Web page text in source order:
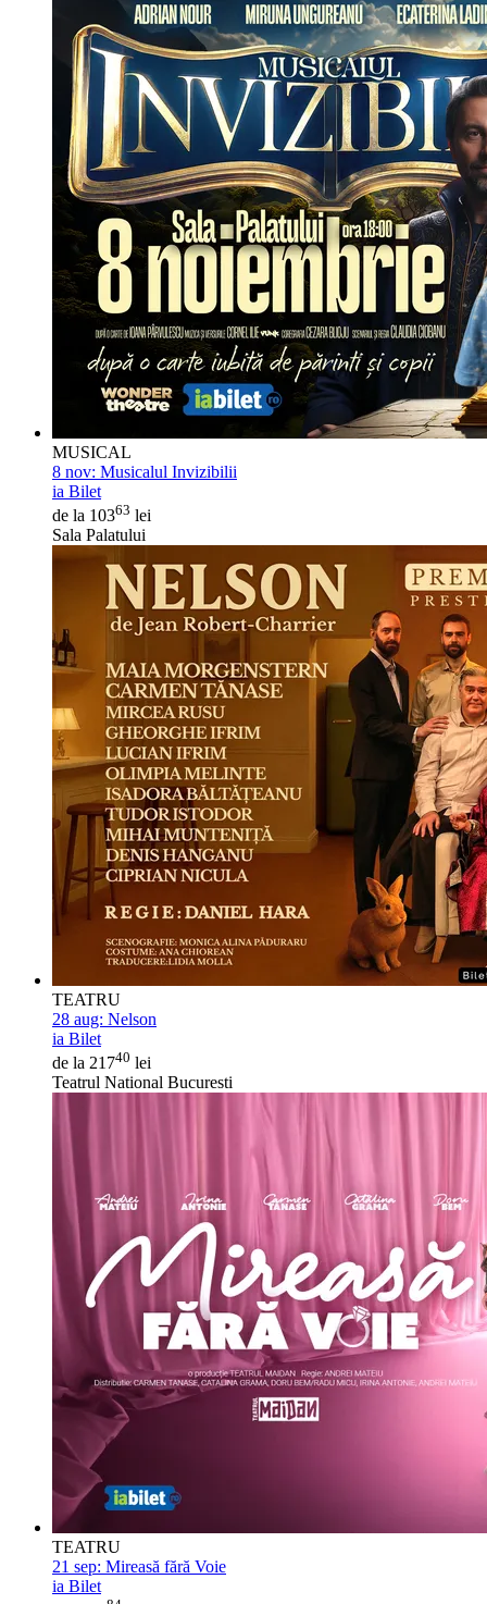
MUSICAL
8 nov: Musicalul Invizibilii
ia Bilet
de la 10363 lei
Sala Palatului
TEATRU
28 aug: Nelson
ia Bilet
de la 21740 lei
Teatrul National Bucuresti
TEATRU
21 sep: Mireasă fără Voie
ia Bilet